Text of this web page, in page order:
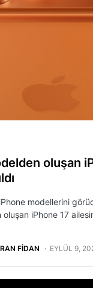
oluşan
modellerini
iPhone 17
FIDAN EYLÜL 9,